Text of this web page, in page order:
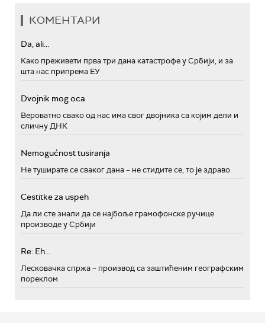
КОМЕНТАРИ
Da, ali...
Како преживети прва три дана катастрофе у Србији, и за
шта нас припрема ЕУ
Dvojnik mog oca
Вероватно свако од нас има свог двојника са којим дели и
сличну ДНК
Nemogućnost tusiranja
Не туширате се сваког дана – не стидите се, то је здраво
Cestitke za uspeh
Да ли сте знали да се најбоље грамофонске ручице
производе у Србији
Re: Eh...
Лесковачка спржа – производ са заштићеним географским
пореклом